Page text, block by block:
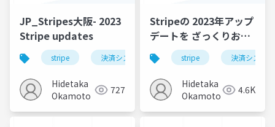
JP_Stripes大阪- 2023
Stripe updates
stripe 決済システム サブスクリプション
Hidetaka
Okamoto
727
Stripeの 2023年アップ
デートを ざっくりおさ
らい
stripe 決済システム
Hidetaka
Okamoto
4.6K